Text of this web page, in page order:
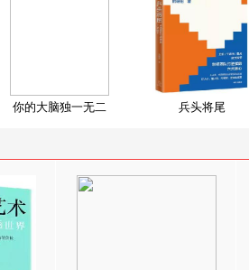
你的大脑独一无二 兵头将尾